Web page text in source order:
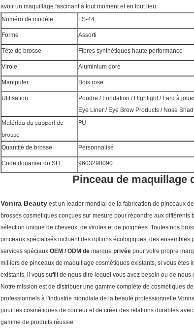
avoir un maquillage fascinant à tout moment et en tout lieu.
Numéro de modèle
LS-44
Forme Assorti
Tête de brosse Fibres synthétiques haute performance
Virole Aluminium doré
Manipuler Bois rose
Utilisation
Poudre / Fondation / Highlight / Fard à
Eye Liner / Eye Brow Products / Nose
Matériau du support de
brosse
PU
Quantité de brosse Personnalisé
Code douanier du SH 9603290090
Pinceau de maquillage
Vonira Beauty est un leader mondial de la fabrication de pinceaux
brosses cosmétiques conçues sur mesure pour répondre aux différents
sélection unique de cheveux, de viroles et de poignées. Toutes nos
pinceaux spécialisés incluent des options écologiques, des
services spéciaux OEM / ODM de marque privée pour votre propre
milliers de pinceaux de maquillage cosmétiques existants, si vous êtes
existants, il vous suffit de nous dire lequel vous avez besoin ou de nous
Notre mission est de distribuer une gamme complète de cosmétiques
professionnels à l'industrie mondiale de la beauté
pour les cosmétiques de couleur et de créer des relations durables
gamme de produits réussie.